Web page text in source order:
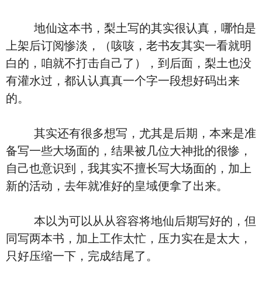
地仙这本书，梨土写的其实很认真，哪怕是
上架后订阅惨淡，（咳咳，老书友其实一看就明
白的，咱就不打击自己了），到后面，梨土也没
有灌水过，都认认真真一个字一段想好码出来
的。
其实还有很多想写，尤其是后期，本来是准
备写一些大场面的，结果被几位大神批的很惨，
自己也意识到，我其实不擅长写大场面的，加上
新的活动，去年就准好的皇域便拿了出来。
本以为可以从从容容将地仙后期写好的，但
同写两本书，加上工作太忙，压力实在是太大，
只好压缩一下，完成结尾了。